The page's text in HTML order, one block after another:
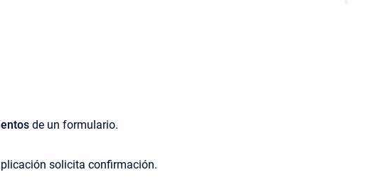
de un formulario.
solicita confirmación.